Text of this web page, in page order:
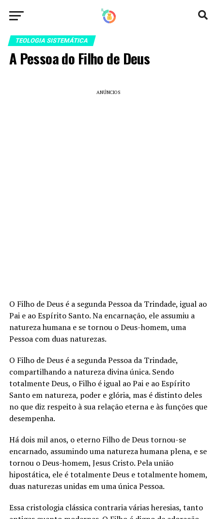
TEOLOGIA SISTEMÁTICA
A Pessoa do Filho de Deus
ANÚNCIOS
O Filho de Deus é a segunda Pessoa da Trindade, igual ao
Pai e ao Espírito Santo. Na encarnação, ele assumiu a
natureza humana e se tornou o Deus-homem, uma
Pessoa com duas naturezas.
O Filho de Deus é a segunda Pessoa da Trindade,
compartilhando a natureza divina única. Sendo
totalmente Deus, o Filho é igual ao Pai e ao Espírito
Santo em natureza, poder e glória, mas é distinto deles
no que diz respeito à sua relação eterna e às funções que
desempenha.
Há dois mil anos, o eterno Filho de Deus tornou-se
encarnado, assumindo uma natureza humana plena, e se
tornou o Deus-homem, Jesus Cristo. Pela união
hipostática, ele é totalmente Deus e totalmente homem,
duas naturezas unidas em uma única Pessoa.
Essa cristologia clássica contraria várias heresias, tanto